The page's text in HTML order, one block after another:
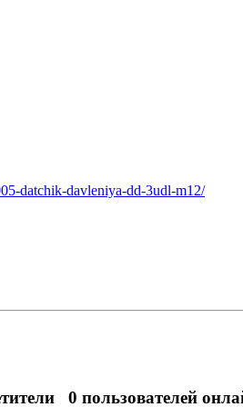
datchik-davleniya-dd-3udl-m12/
0 пользователей